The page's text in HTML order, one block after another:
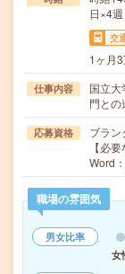
日×4
交
1ヶ月
仕事内容
国立
門と
応募資格
ブラン
【必
Word
職場の雰囲気
男女比率
女